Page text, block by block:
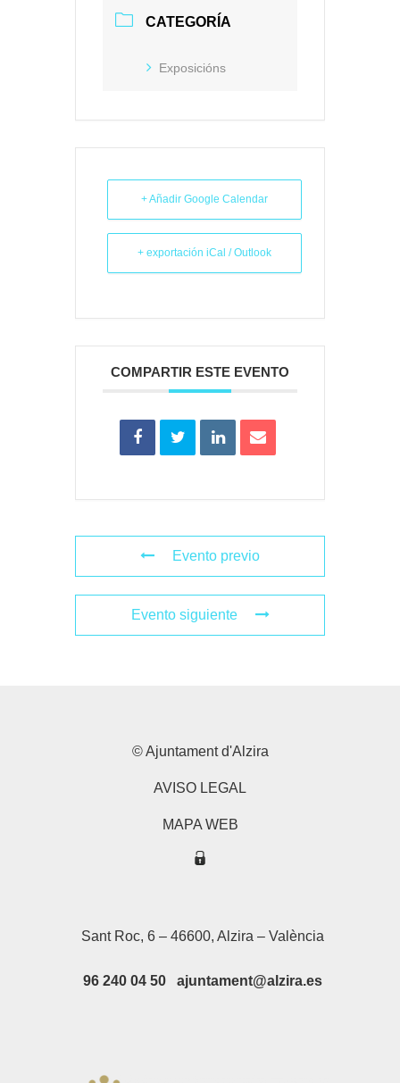
CATEGORÍA
Exposicións
+ Añadir Google Calendar
+ exportación iCal / Outlook
COMPARTIR ESTE EVENTO
Evento previo
Evento siguiente
© Ajuntament d'Alzira
AVISO LEGAL
MAPA WEB
Sant Roc, 6 – 46600, Alzira – València
96 240 04 50 ajuntament@alzira.es